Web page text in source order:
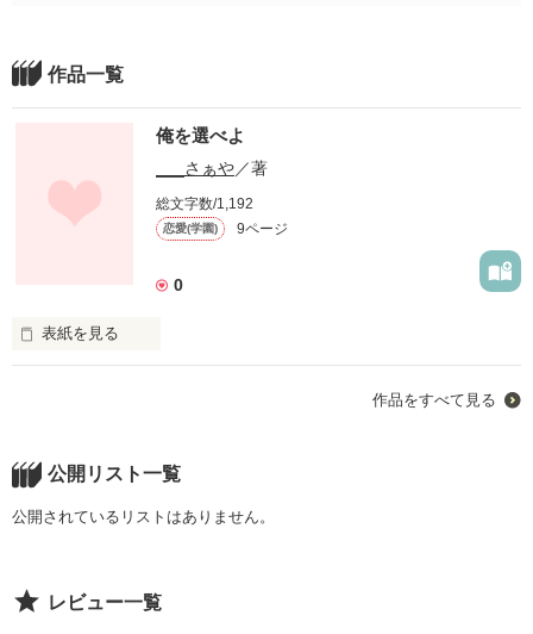
作品一覧
俺を選べよ
___さぁや／著
総文字数/1,192
恋愛(学園) 9ページ
0
表紙を見る
素顔を隠し生きてきた。そんな由真の前に現れたのは学年１の
作品を読む
作品をすべて見る
公開リスト一覧
公開されているリストはありません。
レビュー一覧